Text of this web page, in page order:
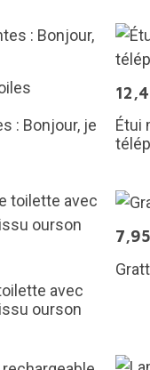
: Bonjour, je
Étui
avec
ourson